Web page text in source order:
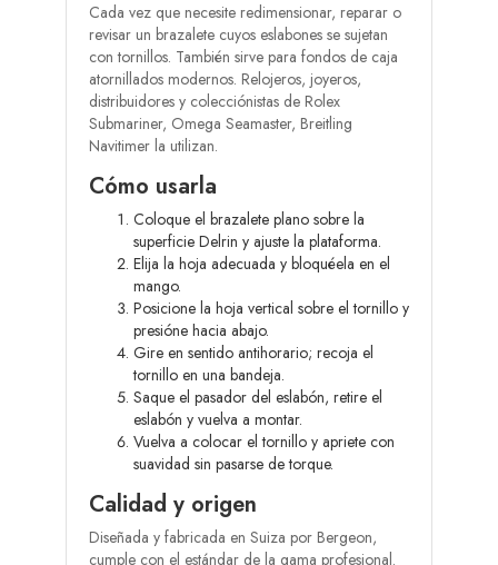
Cada vez que necesite redimensionar, reparar o
revisar un brazalete cuyos eslabones se sujetan
con tornillos. También sirve para fondos de caja
atornillados modernos. Relojeros, joyeros,
distribuidores y colecciónistas de Rolex
Submariner, Omega Seamaster, Breitling
Navitimer la utilizan.
Cómo usarla
Coloque el brazalete plano sobre la
superficie Delrin y ajuste la plataforma.
Elija la hoja adecuada y bloquéela en el
mango.
Posicione la hoja vertical sobre el tornillo y
presióne hacia abajo.
Gire en sentido antihorario; recoja el
tornillo en una bandeja.
Saque el pasador del eslabón, retire el
eslabón y vuelva a montar.
Vuelva a colocar el tornillo y apriete con
suavidad sin pasarse de torque.
Calidad y origen
Diseñada y fabricada en Suiza por Bergeon,
cumple con el estándar de la gama profesional.